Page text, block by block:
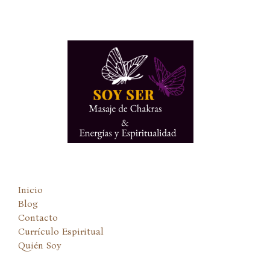
Inicio
Blog
Contacto
Currículo Espiritual
Quién Soy